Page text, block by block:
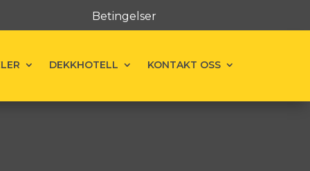
Betingelser
DEKKHOTELL KONTAKT OSS